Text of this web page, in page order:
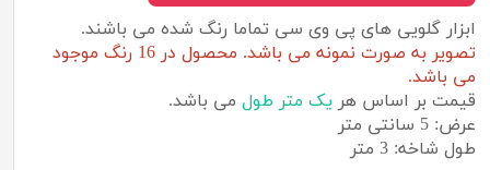
ابزار گلویی های پی وی سی تماما رنگ شده می باشند.
تصویر به صورت نمونه می باشد. محصول در 16 رنگ موجود
می باشد.
قیمت بر اساس هر یک متر طول می باشد.
عرض: 5 سانتی متر
طول شاخه: 3 متر